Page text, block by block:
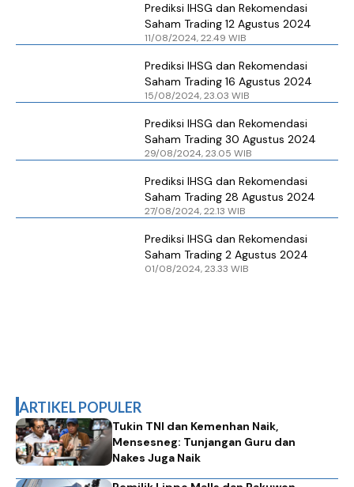
Prediksi IHSG dan Rekomendasi
Saham Trading 12 Agustus 2024
11/08/2024, 22.49 WIB
Prediksi IHSG dan Rekomendasi
Saham Trading 16 Agustus 2024
15/08/2024, 23.03 WIB
Prediksi IHSG dan Rekomendasi
Saham Trading 30 Agustus 2024
29/08/2024, 23.05 WIB
Prediksi IHSG dan Rekomendasi
Saham Trading 28 Agustus 2024
27/08/2024, 22.13 WIB
Prediksi IHSG dan Rekomendasi
Saham Trading 2 Agustus 2024
01/08/2024, 23.33 WIB
ARTIKEL POPULER
Tukin TNI dan Kemenhan Naik,
Mensesneg: Tunjangan Guru dan
Nakes Juga Naik